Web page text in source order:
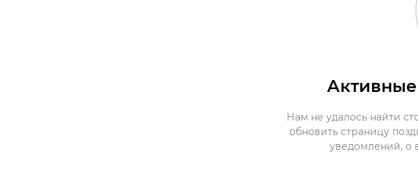
Нам не удалось найти
обновить страницу
уведомлений, о